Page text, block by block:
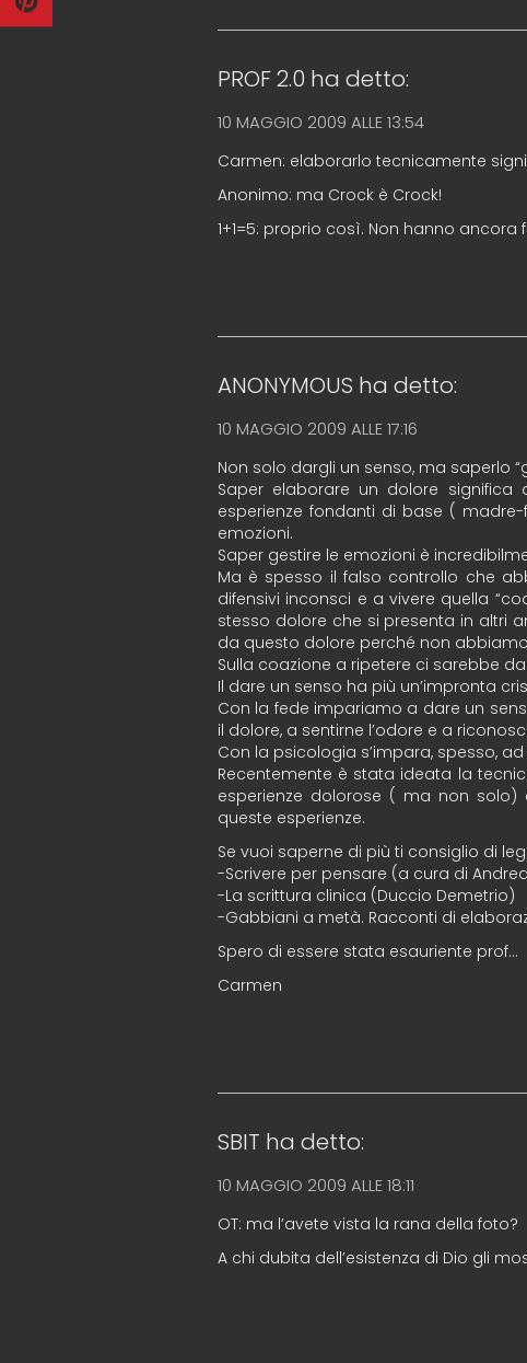
PROF 2.0 ha detto:
10 MAGGIO 2009 ALLE 13:54
Carmen: elaborarlo tecnicamente
Anonimo: ma Crock è Crock!
1+1=5: proprio così. Non hanno
ANONYMOUS ha detto:
10 MAGGIO 2009 ALLE 17:16
Non solo dargli un senso, ma saperlo
Saper elaborare un dolore
esperienze fondanti di base (
emozioni.
Saper gestire le emozioni è
Ma è spesso il falso controllo che
difensivi inconsci e a vivere quella
stesso dolore che si presenta in altri
da questo dolore perché non
Sulla coazione a ripetere ci sarebbe
Il dare un senso ha più un’impronta
Con la fede impariamo a dare un
il dolore, a sentirne l’odore e a
Con la psicologia s’impara, spesso,
Recentemente è stata ideata la
esperienze dolorose ( ma non solo)
queste esperienze.
Se vuoi saperne di più ti consiglio di
-Scrivere per pensare (a cura di
-La scrittura clinica (Duccio Demetrio)
-Gabbiani a metà. Racconti di
Spero di essere stata esauriente prof…
Carmen
SBIT ha detto:
10 MAGGIO 2009 ALLE 18:11
OT: ma l’avete vista la rana della foto?
A chi dubita dell’esistenza di Dio gli